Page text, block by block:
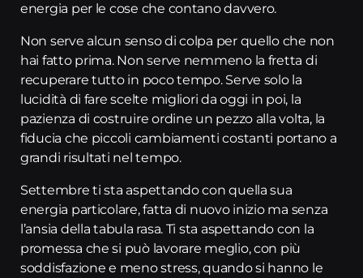
energia per le cose che contano davvero.
Non serve alcun senso di colpa per quello che non
hai fatto prima. Non serve nemmeno la fretta di
recuperare tutto in poco tempo. Serve solo la
lucidità di fare scelte migliori da oggi in poi, la
pazienza di costruire ordine un pezzo alla volta, la
fiducia che piccoli cambiamenti costanti portano a
grandi risultati nel tempo.
Settembre ti sta aspettando con quella sua
energia particolare, fatta di nuovo inizio ma senza
l’ansia della tabula rasa. Ti sta aspettando con la
promessa che si può lavorare meglio, con più
soddisfazione e meno stress, quando si hanno le